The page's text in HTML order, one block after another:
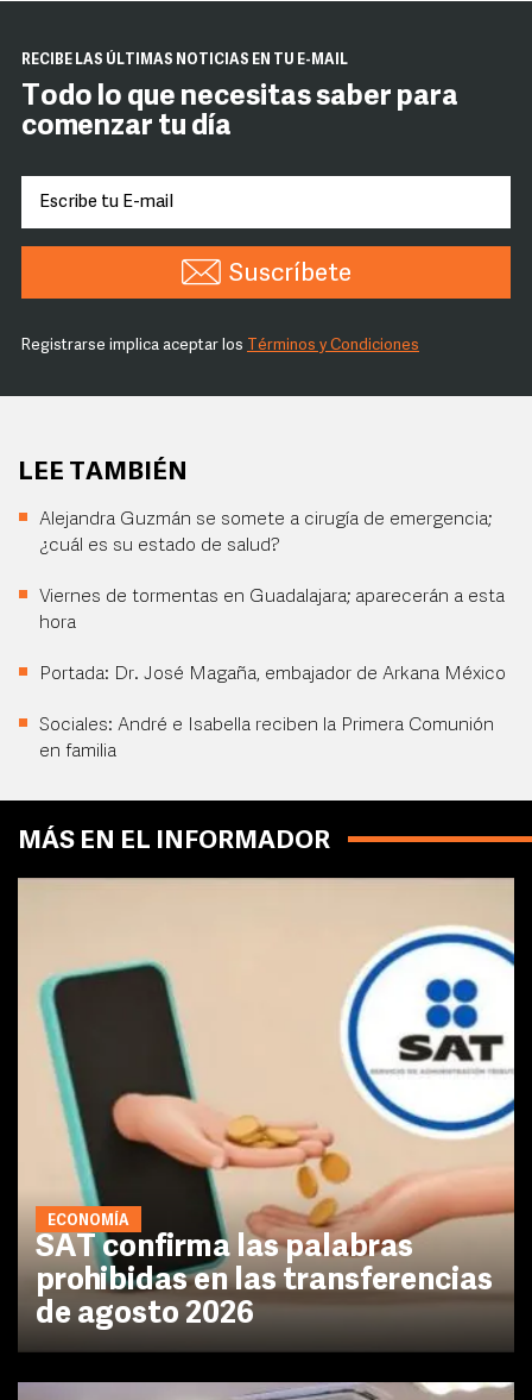
RECIBE LAS ÚLTIMAS NOTICIAS EN TU E-MAIL
Todo lo que necesitas saber para
comenzar tu día
Suscríbete
Registrarse implica aceptar los Términos y Condiciones
LEE TAMBIÉN
Alejandra Guzmán se somete a cirugía de emergencia;
¿cuál es su estado de salud?
Viernes de tormentas en Guadalajara; aparecerán a esta
hora
Portada: Dr. José Magaña, embajador de Arkana México
Sociales: André e Isabella reciben la Primera Comunión
en familia
MÁS EN EL INFORMADOR
ECONOMÍA
SAT confirma las palabras
prohibidas en las transferencias
de agosto 2026